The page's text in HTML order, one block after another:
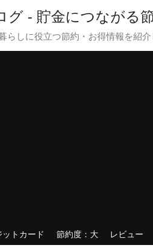
グ - 貯金につながる
らしに役立つ節約・お得情報を紹介
ットカード 節約度：大 レビュー